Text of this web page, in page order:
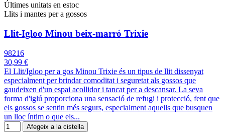
Últimes unitats en estoc
Llits i mantes per a gossos
Llit-Igloo Minou beix-marró Trixie
98216
30,99 €
El Llit/Igloo per a gos Minou Trixie és un tipus de llit dissenyat
especialment per brindar comoditat i seguretat als gossos que
gaudeixen d'un espai acollidor i tancat per a descansar. La seva
forma d'iglú proporciona una sensació de refugi i protecció, fent que
els gossos se sentin més segurs, especialment aquells que busquen
un lloc íntim o que els...
Afegeix a la cistella